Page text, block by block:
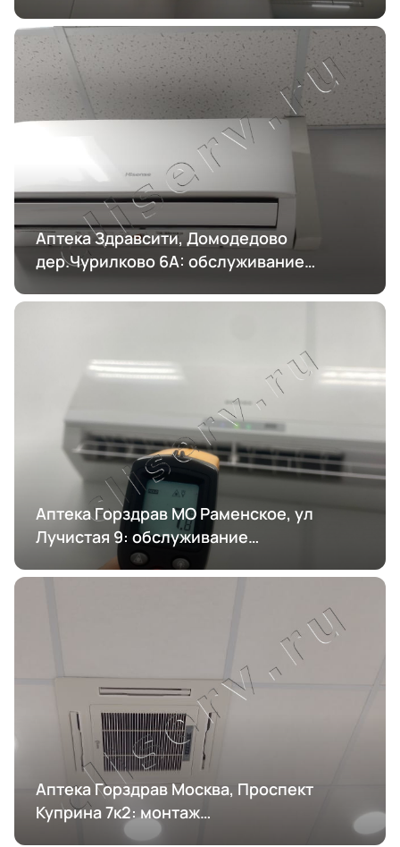
Аптека Здравсити, Домодедово
дер.Чурилково 6А: обслуживание
Аптека Горздрав МО Раменское, ул
Лучистая 9: обслуживание
кондиционирования
Аптека Горздрав Москва, Проспект
Куприна 7к2: монтаж
кондиционирования